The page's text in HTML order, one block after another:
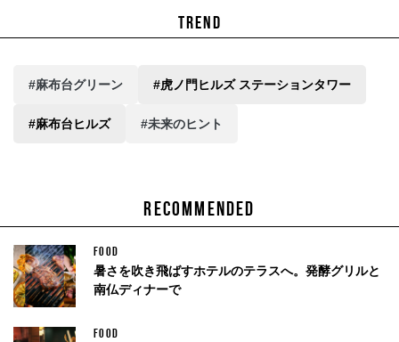
RECOMMENDED
FOOD
暑さを吹き飛ばすホテルのテラスへ。発酵グリルと
南仏ディナーで
FOOD
TREND
#麻布台グリーン #虎ノ門ヒルズ ステーションタワー
#麻布台ヒルズ #未来のヒント